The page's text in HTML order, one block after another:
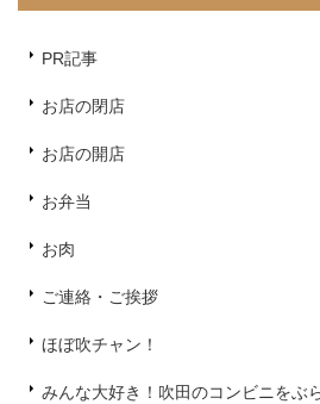
PR記事
お店の閉店
お店の開店
お弁当
お肉
ご連絡・ご挨拶
ほぼ吹チャン！
みんな大好き！吹田のコンビニをぶ